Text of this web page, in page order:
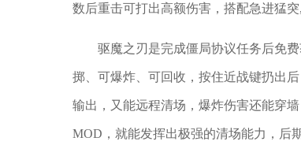
数后重击可打出高额伤害，搭配急进猛
驱魔之刃是完成僵局协议任务后免
掷、可爆炸、可回收，按住近战键扔出
输出，又能远程清场，爆炸伤害还能穿
MOD，就能发挥出极强的清场能力，后